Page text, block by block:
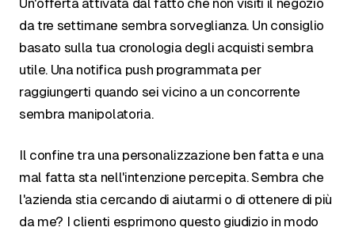
Un'offerta attivata dal fatto che non visiti il negozio
da tre settimane sembra sorveglianza. Un consiglio
basato sulla tua cronologia degli acquisti sembra
utile. Una notifica push programmata per
raggiungerti quando sei vicino a un concorrente
sembra manipolatoria.
Il confine tra una personalizzazione ben fatta e una
mal fatta sta nell'intenzione percepita. Sembra che
l'azienda stia cercando di aiutarmi o di ottenere di più
da me? I clienti esprimono questo giudizio in modo